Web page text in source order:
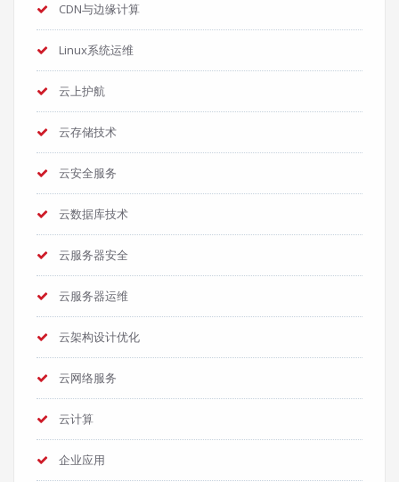
CDN与边缘计算
Linux系统运维
云上护航
云存储技术
云安全服务
云数据库技术
云服务器安全
云服务器运维
云架构设计优化
云网络服务
云计算
企业应用